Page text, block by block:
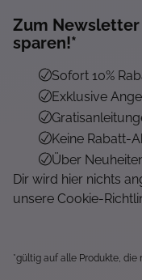
Zum Newsletter
sparen!*
Sofort 10%
Exklusive
Keine Rabatt-
Über
Dir wird hier nichts
unsere Cookie-
*gültig auf alle Produkte,